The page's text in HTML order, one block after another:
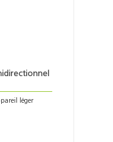
léger